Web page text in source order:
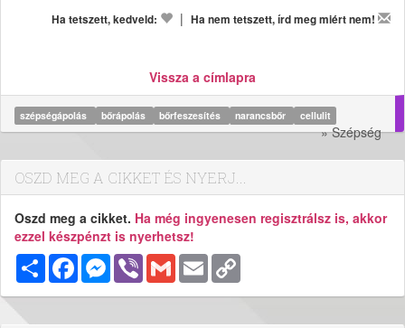
Ha tetszett, kedveld:
| Ha nem tetszett, írd meg miért nem!
Vissza a címlapra
szépségápolás bőrápolás bőrfeszesítés narancsbőr cellulit
» Szépség
OSZD MEG A CIKKET ÉS NYERJ...
Oszd meg a cikket. Ha még ingyenesen regisztrálsz is, akkor
ezzel készpénzt is nyerhetsz!
MegosztásFacebookMessenger
Viber Gmail Email